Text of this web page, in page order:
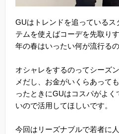
GUはトレンドを追っているス
テムを使えばコーデを先取り
年の春はいったい何が流行る
オシャレをするのってシーズ
メだし、お金がいくらあって
ったときにGUはコスパがよ
いので活用してほしいです。
今回はリーズナブルで若者に